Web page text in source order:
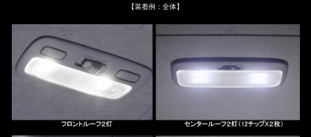
【装着例：全体】